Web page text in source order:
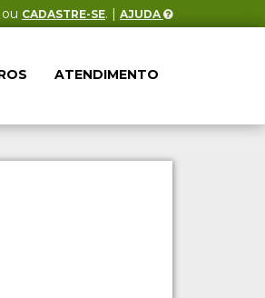
ou CADASTRE-SE. | AJUDA
ATENDIMENTO